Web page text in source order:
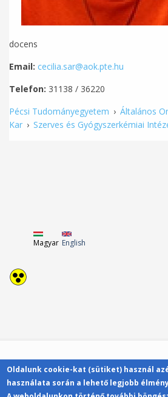
docens
Email: cecilia.sar@aok.pte.hu
Telefon: 31138 / 36220
Pécsi Tudományegyetem › Általános
Kar › Szerves és Gyógyszerkémiai
Magyar English
Kapcsolat
Oldalunk cookie-kat (sütiket) használ
használata során a lehető legjobb